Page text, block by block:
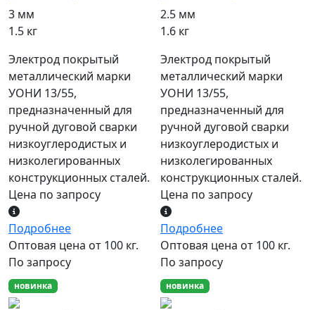
3 мм
1.5 кг
Электрод покрытый
металлический марки
УОНИ 13/55,
предназначенный для
ручной дуговой сварки
низкоуглеродистых и
низколегированных
конструкционных сталей.
Цена по запросу
Подробнее
Оптовая цена от 100 кг.
По запросу
2.5 мм
1.6 кг
Электрод покрытый
металлический марки
УОНИ 13/55,
предназначенный для
ручной дуговой сварки
низкоуглеродистых и
низколегированных
конструкционных сталей.
Цена по запросу
Подробнее
Оптовая цена от 100 кг.
По запросу
новинка новинка